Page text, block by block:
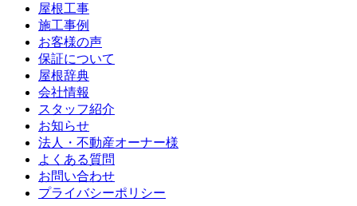
屋根工事
施工事例
お客様の声
保証について
屋根辞典
会社情報
スタッフ紹介
お知らせ
法人・不動産オーナー様
よくある質問
お問い合わせ
プライバシーポリシー